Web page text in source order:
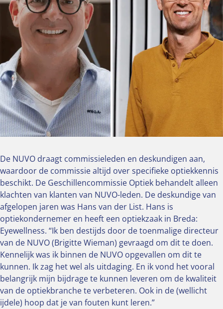
De NUVO draagt commissieleden en deskundigen aan,
waardoor de commissie altijd over specifieke optiekkennis
beschikt. De Geschillencommissie Optiek behandelt alleen
klachten van klanten van NUVO-leden. De deskundige van
afgelopen jaren was Hans van der List. Hans is
optiekondernemer en heeft een optiekzaak in Breda:
Eyewellness. “Ik ben destijds door de toenmalige directeur
van de NUVO (Brigitte Wieman) gevraagd om dit te doen.
Kennelijk was ik binnen de NUVO opgevallen om dit te
kunnen. Ik zag het wel als uitdaging. En ik vond het vooral
belangrijk mijn bijdrage te kunnen leveren om de kwaliteit
van de optiekbranche te verbeteren. Ook in de (wellicht
ijdele) hoop dat je van fouten kunt leren.”